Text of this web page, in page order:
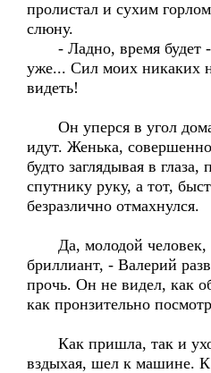
пролистал и сухим
слюну.
- Ладно, время будет
уже... Сил моих никаких
видеть!
Он уперся в угол дома
идут. Женька,
будто заглядывая в глаза,
спутнику руку, а тот,
безразлично отмахнулся.
Да, молодой человек,
бриллиант, - Валерий
прочь. Он не видел, как
как пронзительно
Как пришла, так и
вздыхая, шел к машине.